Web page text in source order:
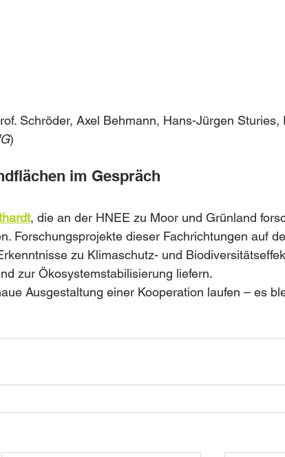
Schröder, Axel Behmann, Hans-Jürgen Sturies,
)
im Gespräch
, die an der HNEE zu Moor und Grünland
Forschungsprojekte dieser Fachrichtungen auf
zu Klimaschutz- und
zur Ökosystemstabilisierung liefern.
Ausgestaltung einer Kooperation laufen – es